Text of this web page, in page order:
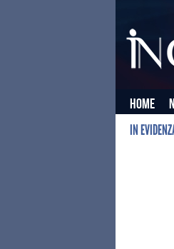
Home
IN